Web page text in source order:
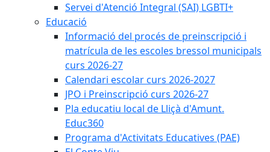
Servei d'Atenció Integral (SAI) LGBTI+
Educació
Informació del procés de preinscripció i
matrícula de les escoles bressol municipals
curs 2026-27
Calendari escolar curs 2026-2027
JPO i Preinscripció curs 2026-27
Pla educatiu local de Lliçà d'Amunt.
Educ360
Programa d'Activitats Educatives (PAE)